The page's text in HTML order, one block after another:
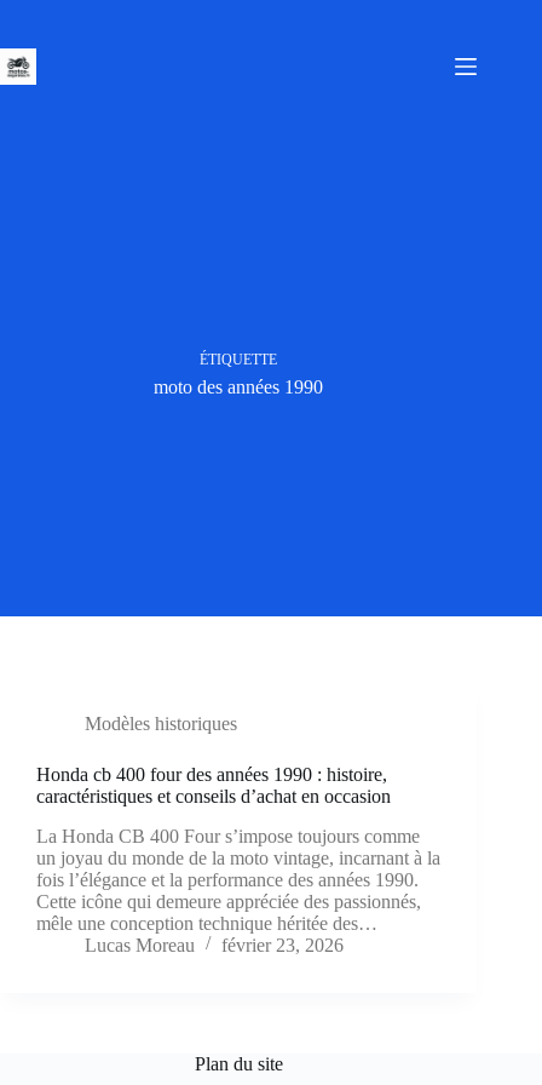
contenu
ÉTIQUETTE
moto des années 1990
Modèles historiques
Honda cb 400 four des années 1990 : histoire,
caractéristiques et conseils d’achat en occasion
La Honda CB 400 Four s’impose toujours comme
un joyau du monde de la moto vintage, incarnant à la
fois l’élégance et la performance des années 1990.
Cette icône qui demeure appréciée des passionnés,
mêle une conception technique héritée des…
Lucas Moreau
février 23, 2026
Plan du site